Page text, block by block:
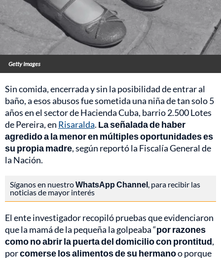
Getty Images
Sin comida, encerrada y sin la posibilidad de entrar al
baño, a esos abusos fue sometida una niña de tan solo 5
años en el sector de Hacienda Cuba, barrio 2.500 Lotes
de Pereira, en Risaralda. La señalada de haber
agredido a la menor en múltiples oportunidades es
su propia madre, según reportó la Fiscalía General de
la Nación.
Síganos en nuestroWhatsApp Channel, para recibir las
noticias de mayor interés
El ente investigador recopiló pruebas que evidenciaron
que la mamá de la pequeña la golpeaba “por razones
como no abrir la puerta del domicilio con prontitud,
porcomerse los alimentos de su hermanoo porque